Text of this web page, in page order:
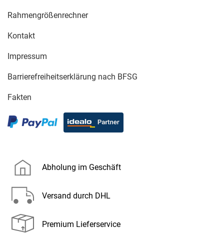
Rahmengrößenrechner
Kontakt
Impressum
Barrierefreiheitserklärung nach BFSG
Fakten
Abholung im Geschäft
Versand durch DHL
Premium Lieferservice